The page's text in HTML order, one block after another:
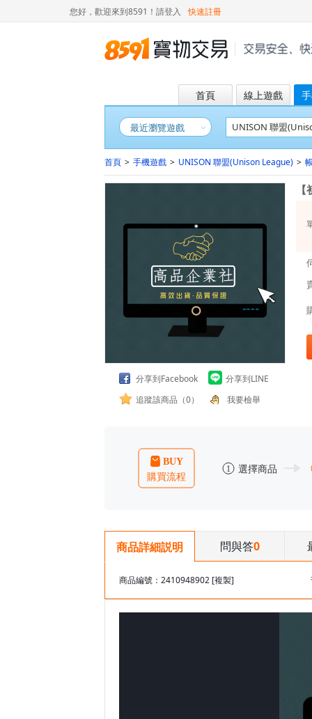
您好，歡迎來到8591！ 請登入 快速註冊
首頁 線上遊戲
最近瀏覽遊戲
首頁 > 手機遊戲 > UNISON 聯盟(Unison League) >
分享到Facebook
分享到LINE
追蹤該商品（0）
我要檢舉
商品詳細説明 問與答0
商品編號：2410948902 [複製]